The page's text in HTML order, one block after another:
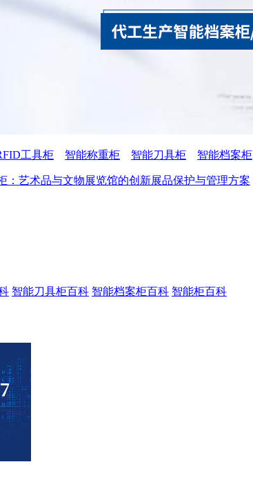
工具柜 智能称重柜 智能刀具柜 智能档案柜
：艺术品与文物展览馆的创新展品保护与管理方案
智能刀具柜百科 智能档案柜百科 智能柜百科